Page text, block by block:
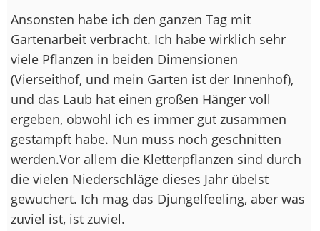
Ansonsten habe ich den ganzen Tag mit
Gartenarbeit verbracht. Ich habe wirklich sehr
viele Pflanzen in beiden Dimensionen
(Vierseithof, und mein Garten ist der Innenhof),
und das Laub hat einen großen Hänger voll
ergeben, obwohl ich es immer gut zusammen
gestampft habe. Nun muss noch geschnitten
werden.Vor allem die Kletterpflanzen sind durch
die vielen Niederschläge dieses Jahr übelst
gewuchert. Ich mag das Djungelfeeling, aber was
zuviel ist, ist zuviel.